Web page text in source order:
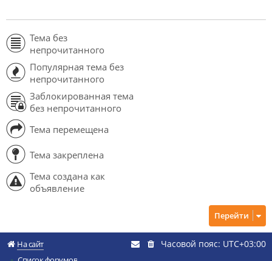
Тема без
непрочитанного
Популярная тема без
непрочитанного
Заблокированная тема
без непрочитанного
Тема перемещена
Тема закреплена
Тема создана как
объявление
Перейти
На сайт
Часовой пояс: UTC+03:00